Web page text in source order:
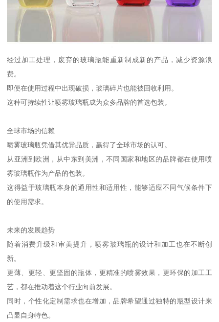
经过加工处理，废弃的玻璃瓶能重新制成新的产品，减少资源浪
费。
即便在使用过程中出现破损，玻璃碎片也能被回收利用。
这种可持续性让喷雾玻璃瓶成为众多品牌的首选包装。
全球市场的信赖
喷雾玻璃瓶凭借其优异品质，赢得了全球市场的认可。
从亚洲到欧洲，从中东到美洲，不同国家和地区的品牌都在使用喷
雾玻璃瓶作为产品的包装。
这得益于玻璃瓶本身的通用性和适用性，能够适应不同气候条件下
的使用需求。
未来的发展趋势
随着消费升级和审美提升，喷雾玻璃瓶的设计和加工也在不断创
新。
更薄、更轻、更坚固的瓶体，更精准的喷雾效果，更环保的加工工
艺，都在推动着这个行业向前发展。
同时，个性化定制需求也在增加，品牌希望通过独特的瓶型设计来
凸显自身特色。